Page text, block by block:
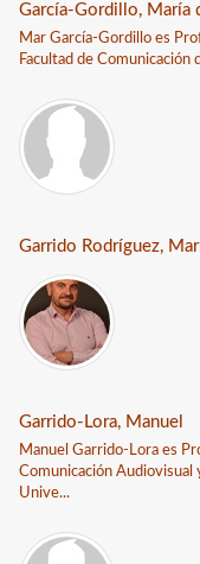
García-Gordillo, María
Mar García-Gordillo es
Facultad de Comunicación
Garrido Rodríguez,
Garrido-Lora, Manuel
Manuel Garrido-Lora es
Comunicación Audiovisual
Unive...